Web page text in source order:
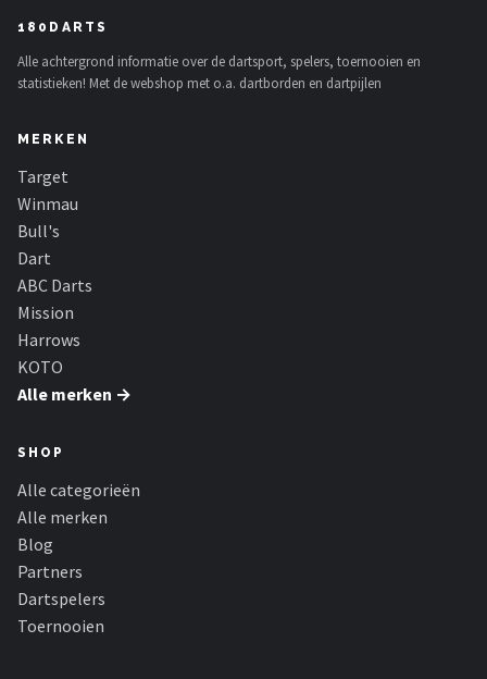
180DARTS
Alle achtergrond informatie over de dartsport, spelers, toernooien en
statistieken! Met de webshop met o.a. dartborden en dartpijlen
MERKEN
Target
Winmau
Bull's
Dart
ABC Darts
Mission
Harrows
KOTO
Alle merken →
SHOP
Alle categorieën
Alle merken
Blog
Partners
Dartspelers
Toernooien